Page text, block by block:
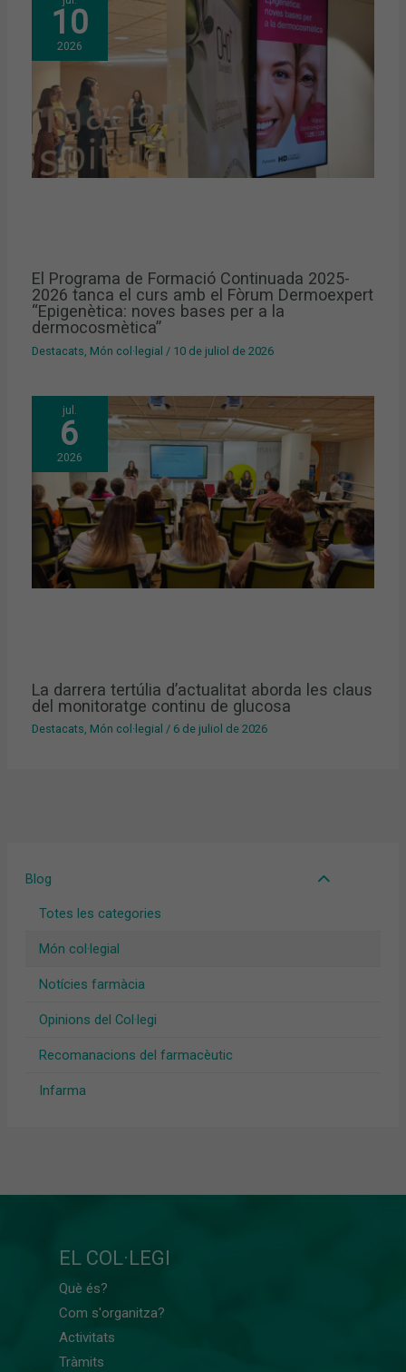
Blog
Totes les categories
Món col·legial
Notícies farmàcia
Opinions del Col·legi
Recomanacions del farmacèutic
Infarma
10
2026
El Programa de Formació Continuada 2025-
2026 tanca el curs amb el Fòrum Dermoexpert
“Epigenètica: noves bases per a la
dermocosmètica”
Destacats Món col·legial / 10 de juliol de 2026
jul.
6
2026
La darrera tertúlia d’actualitat aborda les claus
del monitoratge continu de glucosa
Destacats, Món col·legial / 6 de juliol de 2026
EL COL·LEGI
Què és?
Com s'organitza?
Activitats
Tràmits